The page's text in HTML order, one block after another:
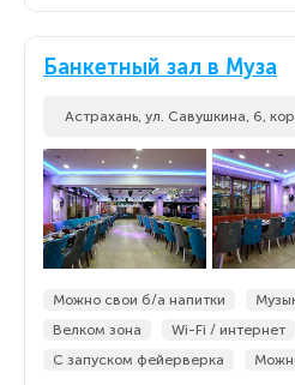
Банкетный зал в Муза
Астрахань, ул. Савушкина, 6,
Можно свои б/а напитки
Велком зона
Wi-Fi / интернет
С запуском фейерверка